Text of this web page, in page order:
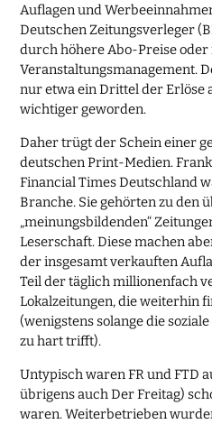
Auflagen und
Deutschen Zeitungsverleger
durch höhere Abo-Preise
Veranstaltungsmanagement.
nur etwa ein Drittel der Erlöse
wichtiger geworden.
Daher trügt der Schein einer
deutschen Print-Medien.
Financial Times Deutschland
Branche. Sie gehörten zu den
„meinungsbildenden“
Leserschaft. Diese machen
der insgesamt verkauften
Teil der täglich millionenfach
Lokalzeitungen, die weiterhin
(wenigstens solange die
zu hart trifft).
Untypisch waren FR und FTD
übrigens auch Der Freitag)
waren. Weiterbetrieben